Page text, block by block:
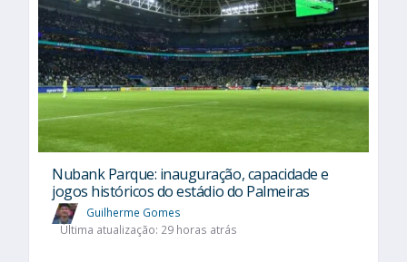
Nubank Parque: inauguração, capacidade e
jogos históricos do estádio do Palmeiras
Guilherme Gomes
Última atualização: 29 horas atrás